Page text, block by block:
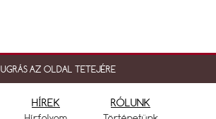
UGRÁS AZ OLDAL TETEJÉRE
HÍREK RÓLUNK